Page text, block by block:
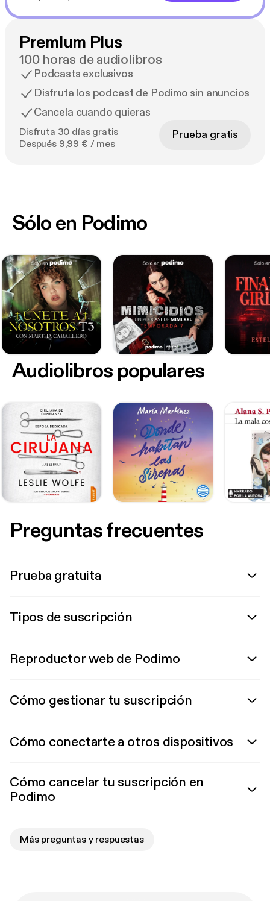
Premium Plus
100 horas de audiolibros
Podcasts exclusivos
Disfruta los podcast de Podimo sin anuncios
Cancela cuando quieras
Disfruta 30 días gratis
Después 9,99 € / mes
Prueba gratis
Sólo en Podimo
Audiolibros populares
Preguntas frecuentes
Prueba gratuita
Tipos de suscripción
Reproductor web de Podimo
Cómo gestionar tu suscripción
Cómo conectarte a otros dispositivos
Cómo cancelar tu suscripción en
Podimo
Más preguntas y respuestas